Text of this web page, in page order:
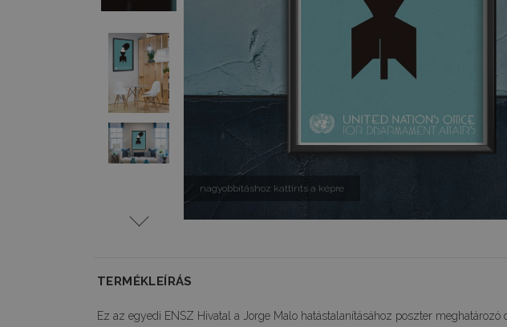
nagyobbításhoz kattints a képre
TERMÉKLEÍRÁS
Ez az egyedi ENSZ Hivatal a Jorge Malo hatástalanításához poszter meghatározó